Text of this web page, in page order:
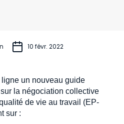
10 févr. 2022
ligne un nouveau guide
la négociation collective
de vie au travail (EP-
sur :